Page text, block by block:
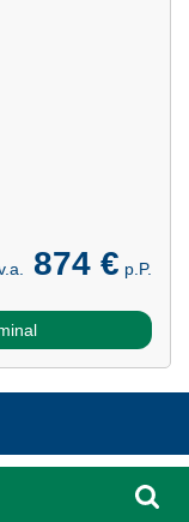
874 € p.P.